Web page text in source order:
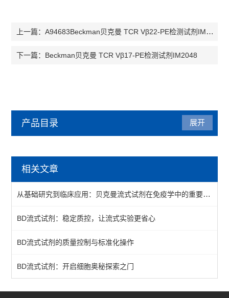
上一篇：A94683Beckman贝克曼 TCR Vβ22-PE检测试剂IM2051
下一篇： Beckman贝克曼 TCR Vβ17-PE检测试剂IM2048
产品目录
流式试剂
工作站吸头
磁力架
核酸纯化
细胞计数
展开
相关文章
从基础研究到临床应用：贝克曼流式试剂在免疫学中的重要角色
BD流式试剂：稳定质控，让流式实验更省心
BD流式试剂的质量控制与标准化操作
BD流式试剂：开启细胞奥秘探索之门